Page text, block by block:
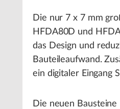
Die nur 7 x 7 mm
HFDA80D und
das Design und
Bauteileaufwand.
ein digitaler Eingang
Die neuen